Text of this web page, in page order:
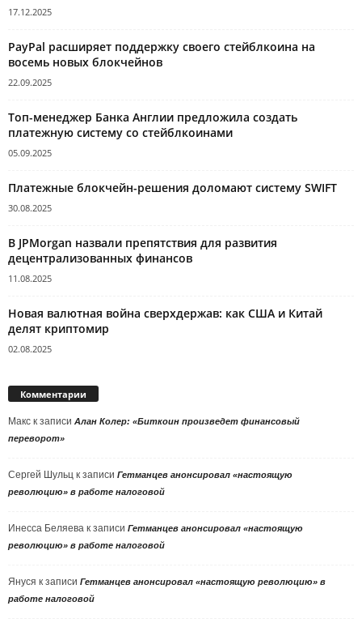
17.12.2025
PayPal расширяет поддержку своего стейблкоина на
восемь новых блокчейнов
22.09.2025
Топ-менеджер Банка Англии предложила создать
платежную систему со стейблкоинами
05.09.2025
Платежные блокчейн-решения доломают систему SWIFT
30.08.2025
В JPMorgan назвали препятствия для развития
децентрализованных финансов
11.08.2025
Новая валютная война сверхдержав: как США и Китай
делят криптомир
02.08.2025
Комментарии
Макс к записи Алан Колер: «Биткоин произведет финансовый
переворот»
Сергей Шульц к записи Гетманцев анонсировал «настоящую
революцию» в работе налоговой
Инесса Беляева к записи Гетманцев анонсировал «настоящую
революцию» в работе налоговой
Януся к записи Гетманцев анонсировал «настоящую революцию» в
работе налоговой